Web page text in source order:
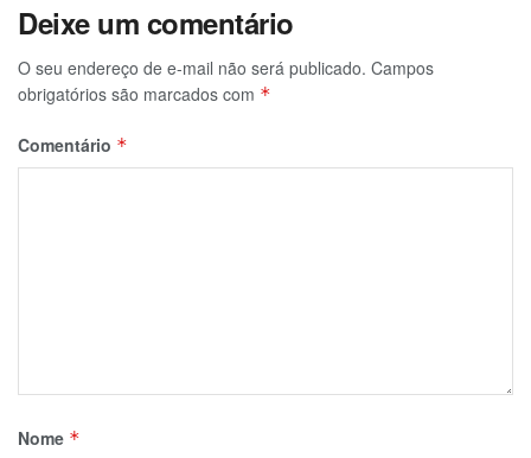
Deixe um comentário
O seu endereço de e-mail não será publicado. Campos
obrigatórios são marcados com *
Comentário *
Nome *